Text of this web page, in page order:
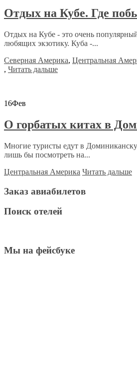
Отдых на Кубе. Где
Отдых на Кубе - это очень
любящих экзотику. Куба -...
Северная Америка, Центральная
, Читать дальше
16Фев
О горбатых китах в
Многие туристы едут в
лишь бы посмотреть на...
Центральная Америка Читать дальше
Заказ авиабилетов
Поиск отелей
Мы на фейсбуке